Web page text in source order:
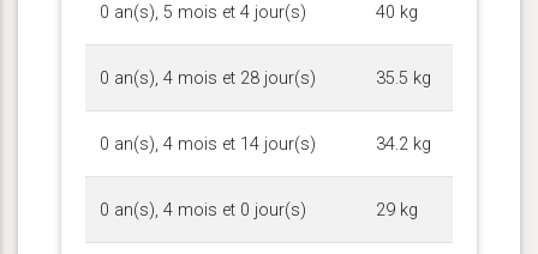
0 an(s), 5 mois et 4 jour(s) 40 kg
0 an(s), 4 mois et 28 jour(s) 35.5 kg
0 an(s), 4 mois et 14 jour(s) 34.2 kg
0 an(s), 4 mois et 0 jour(s) 29 kg